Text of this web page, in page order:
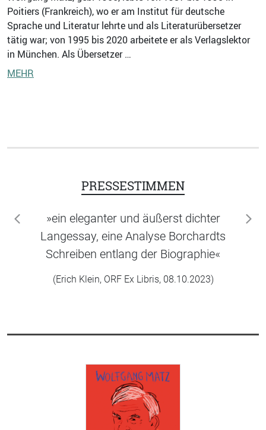
Poitiers (Frankreich), wo er am Institut für deutsche
Sprache und Literatur lehrte und als Literaturübersetzer
tätig war; von 1995 bis 2020 arbeitete er als Verlagslektor
in München. Als Übersetzer …
MEHR
PRESSESTIMMEN
»ein eleganter und äußerst dichter
Langessay, eine Analyse Borchardts
Schreiben entlang der Biographie«
(Erich Klein, ORF Ex Libris, 08.10.2023)
zurück